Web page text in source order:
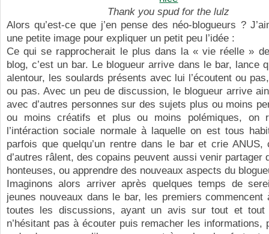
Thank you spud for the lulz
Alors qu’est-ce que j’en pense des néo-blogueurs ?
une petite image pour expliquer un petit peu l’idée :
Ce qui se rapprocherait le plus dans la « vie réelle »
blog, c’est un bar. Le blogueur arrive dans le bar, lance
alentour, les soulards présents avec lui l’écoutent ou
ou pas. Avec un peu de discussion, le blogueur arrive
avec d’autres personnes sur des sujets plus ou moins
ou moins créatifs et plus ou moins polémiques, on
l’intéraction sociale normale à laquelle on est tous
parfois que quelqu’un rentre dans le bar et crie ANUS,
d’autres râlent, des copains peuvent aussi venir partager
honteuses, ou apprendre des nouveaux aspects du
Imaginons alors arriver après quelques temps de
jeunes nouveaux dans le bar, les premiers commencent
toutes les discussions, ayant un avis sur tout et tout
n’hésitant pas à écouter puis remacher les informations,